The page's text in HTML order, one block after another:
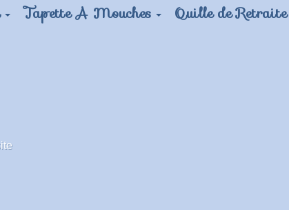
Tapette A Mouches Quille de Retraite